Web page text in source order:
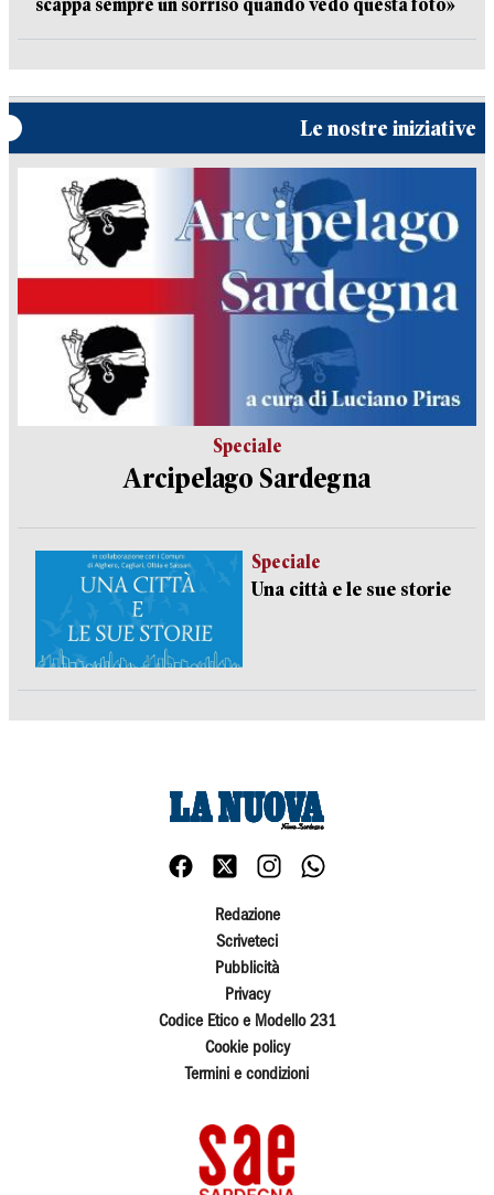
scappa sempre un sorriso quando vedo questa foto»
Le nostre iniziative
Speciale
Arcipelago Sardegna
Speciale
Una città e le sue storie
Redazione
Scriveteci
Pubblicità
Privacy
Codice Etico e Modello 231
Cookie policy
Termini e condizioni